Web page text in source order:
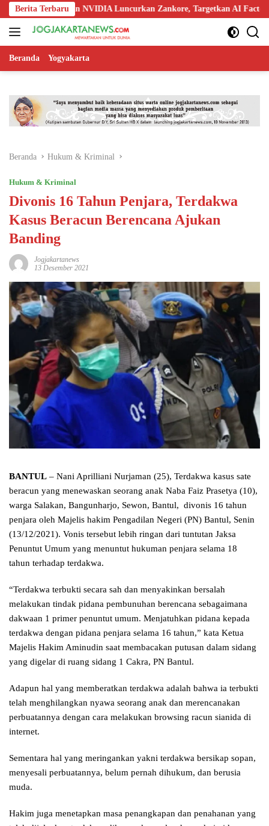
Langsung
ke
konten
Berita Terbaru
dan NVIDIA Luncurkan Zankore, Targetkan AI Factory 1 GW
Beranda Yogyakarta
Beranda Hukum & Kriminal
Hukum & Kriminal
Divonis 16 Tahun Penjara, Terdakwa
Kasus Beracun Berencana Ajukan
Banding
Jogjakartanews
13 Desember 2021
BANTUL – Nani Aprilliani Nurjaman (25), Terdakwa kasus sate
beracun yang menewaskan seorang anak Naba Faiz Prasetya (10),
warga Salakan, Bangunharjo, Sewon, Bantul, divonis 16 tahun
penjara oleh Majelis hakim Pengadilan Negeri (PN) Bantul, Senin
(13/12/2021). Vonis tersebut lebih ringan dari tuntutan Jaksa
Penuntut Umum yang menuntut hukuman penjara selama 18
tahun terhadap terdakwa.
“Terdakwa terbukti secara sah dan menyakinkan bersalah
melakukan tindak pidana pembunuhan berencana sebagaimana
dakwaan 1 primer penuntut umum. Menjatuhkan pidana kepada
terdakwa dengan pidana penjara selama 16 tahun,” kata Ketua
Majelis Hakim Aminudin saat membacakan putusan dalam sidang
yang digelar di ruang sidang 1 Cakra, PN Bantul.
Adapun hal yang memberatkan terdakwa adalah bahwa ia terbukti
telah menghilangkan nyawa seorang anak dan merencanakan
perbuatannya dengan cara melakukan browsing racun sianida di
internet.
Sementara hal yang meringankan yakni terdakwa bersikap sopan,
menyesali perbuatannya, belum pernah dihukum, dan berusia
muda.
Hakim juga menetapkan masa penangkapan dan penahanan yang